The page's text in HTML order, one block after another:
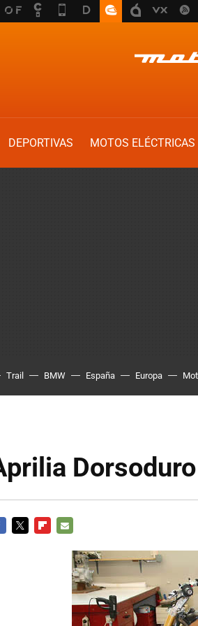
DEPORTIVAS MOTOS ELÉCTRICAS
Trail BMW España Europa
MAIL